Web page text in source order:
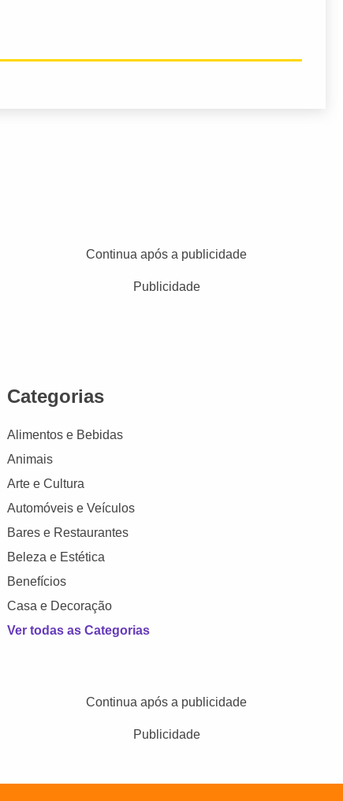
Continua após a publicidade
Publicidade
Categorias
Alimentos e Bebidas
Animais
Arte e Cultura
Automóveis e Veículos
Bares e Restaurantes
Beleza e Estética
Benefícios
Casa e Decoração
Ver todas as Categorias
Continua após a publicidade
Publicidade